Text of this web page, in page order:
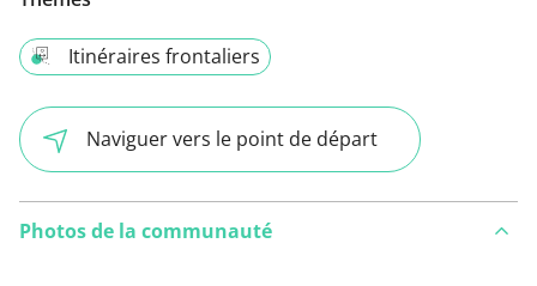
Itinéraires frontaliers
Naviguer vers le point de départ
Photos de la communauté